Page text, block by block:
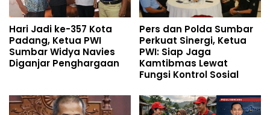
Hari Jadi ke-357 Kota
Padang, Ketua PWI
Sumbar Widya Navies
Diganjar Penghargaan
Pers dan Polda Sumbar
Perkuat Sinergi, Ketua
PWI: Siap Jaga
Kamtibmas Lewat
Fungsi Kontrol Sosial